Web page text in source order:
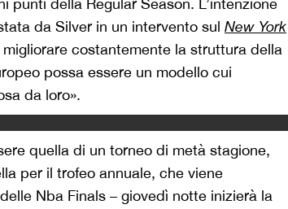
punti della Regular Season. L’intenzione
da Silver in un intervento sul New York
costantemente la struttura della
possa essere un modello cui
da loro».
quella di un torneo di metà stagione,
per il trofeo annuale, che viene
Nba Finals – giovedì notte inizierà la